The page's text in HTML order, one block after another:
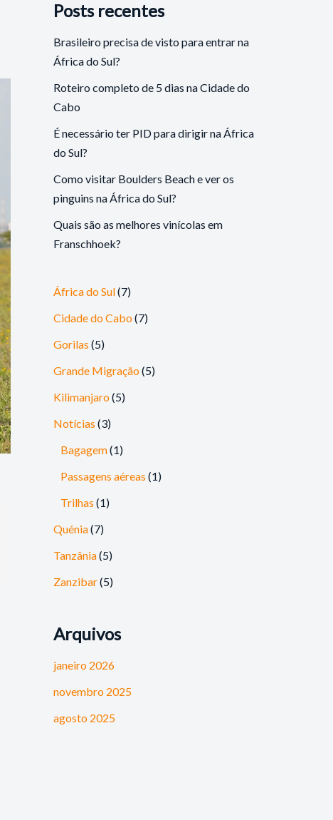
Posts recentes
Brasileiro precisa de visto para entrar na
África do Sul?
Roteiro completo de 5 dias na Cidade do
Cabo
É necessário ter PID para dirigir na África
do Sul?
Como visitar Boulders Beach e ver os
pinguins na África do Sul?
Quais são as melhores vinícolas em
Franschhoek?
África do Sul(7)
Cidade do Cabo(7)
Gorilas (5)
Grande Migração(5)
Kilimanjaro(5)
Notícias (3)
Bagagem(1)
Passagens aéreas (1)
Trilhas (1)
Quénia(7)
Tanzânia(5)
Zanzibar(5)
Arquivos
janeiro 2026
novembro 2025
agosto 2025